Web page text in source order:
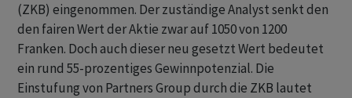
(ZKB) eingenommen. Der zuständige Analyst senkt den
den fairen Wert der Aktie zwar auf 1050 von 1200
Franken. Doch auch dieser neu gesetzt Wert bedeutet
ein rund 55-prozentiges Gewinnpotenzial. Die
Einstufung von Partners Group durch die ZKB lautet